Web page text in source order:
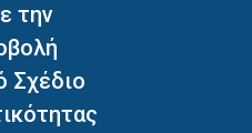
την
Σχέδιο